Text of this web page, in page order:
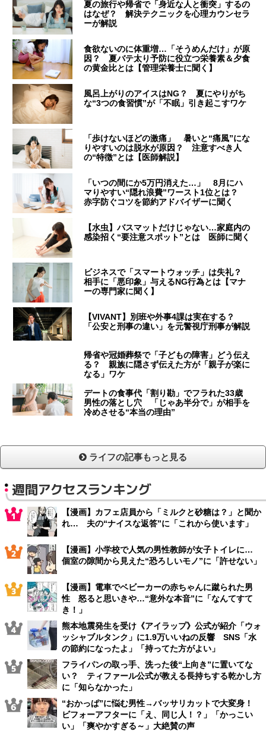
夏の旅行や帰省で「身近な人と衝突」するの
はなぜ？ 解決テクニックを心理カウンセラ
ーが解説
食欲ないのに体重増…「そうめんだけ」が原
因？ 夏バテ太り予防に役立つ栄養素＆夕食
の黄金比とは【管理栄養士に聞く】
風呂上がりのアイスはNG？ 夏にやりがち
な“3つの食習慣”が「不眠」引き起こすワケ
「歩けないほどの激痛」 暑いと“痛風”にな
りやすいのは脱水が原因？ 注意すべき人
の“特徴”とは【医師解説】
「いつの間にか5万円消えた…」 8月にハ
マりやすい“隠れ浪費”ワースト1位とは？
赤字防ぐコツを節約アドバイザーに聞く
【水虫】バスマットだけじゃない…家庭内の
感染招く“要注意スポット”とは 医師に聞く
ビジネスで「スマートウォッチ」は失礼？
相手に「悪印象」与えるNG行為とは【マナ
ーの専門家に聞く】
【VIVANT】別班や外事4課は実在する？
「公安と刑事の違い」を元警視庁刑事が解説
帰省や冠婚葬祭で「子どもの障害」どう伝え
る？ 親族に隠さず伝えた方が「親子が楽に
なる」ワケ
デートの食事代「割り勘」でフラれた33歳
男性の落とし穴 「じゃあ半分で」が相手を
冷めさせる“本当の理由”
ライフの記事もっと見る
週間アクセスランキング
【漫画】カフェ店員から「ミルクと砂糖は？」と聞か
れ… 夫の“ナイスな返答”に「これから使います」
【漫画】小学校で人気の男性教師が女子トイレに…
個室の隙間から見えた“恐ろしいモノ”に「許せない」
【漫画】電車でベビーカーの赤ちゃんに蹴られた男
性 怒ると思いきや…“意外な本音”に「なんてすて
き！」
熊本地震発生を受け《アイラップ》公式が紹介「ウォ
ッシャブルタンク」に1.9万いいねの反響 SNS「水
の節約になったよ」「持ってた方がよい」
フライパンの取っ手、洗った後“上向き”に置いてな
い？ ティファール公式が教える長持ちする乾かし方
に「知らなかった」
“おかっぱ”に悩む男性→バッサリカットで大変身！
ビフォーアフターに「え、同じ人！？」「かっこい
い」「爽やかすぎる～」大絶賛の声